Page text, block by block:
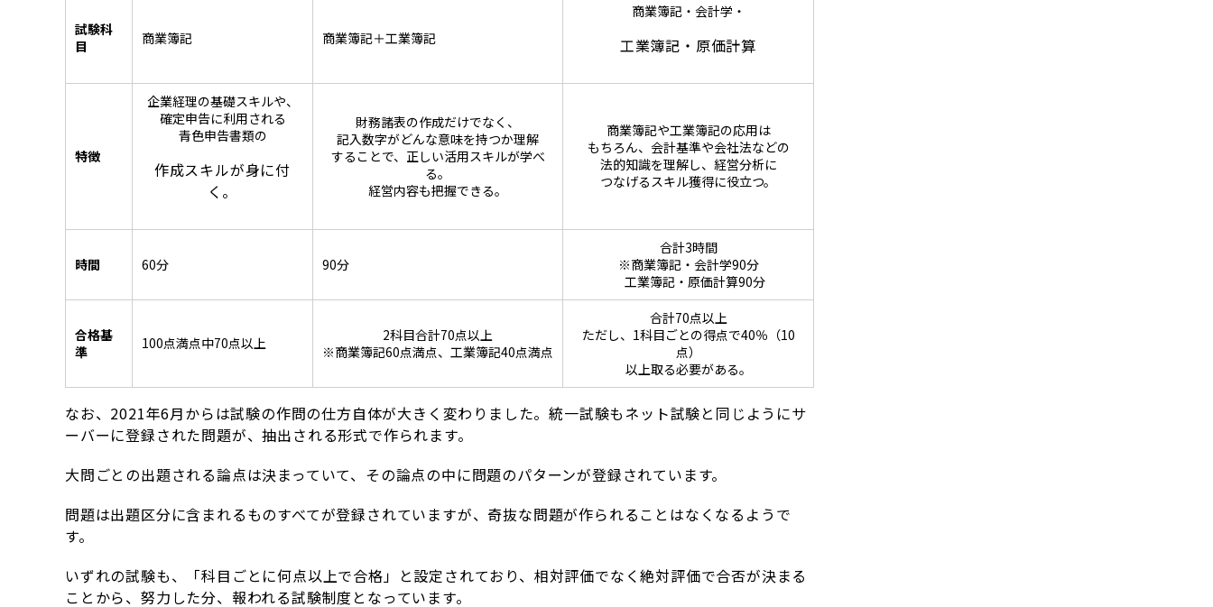
試験科
目
商業簿記 商業簿記＋工業簿記
商業簿記・会計学・
工業簿記・原価計算
特徴
企業経理の基礎スキルや、
確定申告に利用される
青色申告書類の
作成スキルが身に付
く。
財務諸表の作成だけでなく、
記入数字がどんな意味を持つか理解
することで、正しい活用スキルが学べ
る。
経営内容も把握できる。
商業簿記や工業簿記の応用は
もちろん、会計基準や会社法などの
法的知識を理解し、経営分析に
つなげるスキル獲得に役立つ。
時間 60分 90分
合計3時間
※商業簿記・会計学90分
工業簿記・原価計算90分
合格基
準
100点満点中70点以上
2科目合計70点以上
※商業簿記60点満点、工業簿記40点満点
合計70点以上
ただし、1科目ごとの得点で40％（10
点）
以上取る必要がある。
なお、2021年6月からは試験の作問の仕方自体が大きく変わりました。統一試験もネット試験と同じようにサ
ーバーに登録された問題が、抽出される形式で作られます。
大問ごとの出題される論点は決まっていて、その論点の中に問題のパターンが登録されています。
問題は出題区分に含まれるものすべてが登録されていますが、奇抜な問題が作られることはなくなるようで
す。
いずれの試験も、「科目ごとに何点以上で合格」と設定されており、相対評価でなく絶対評価で合否が決まる
ことから、努力した分、報われる試験制度となっています。